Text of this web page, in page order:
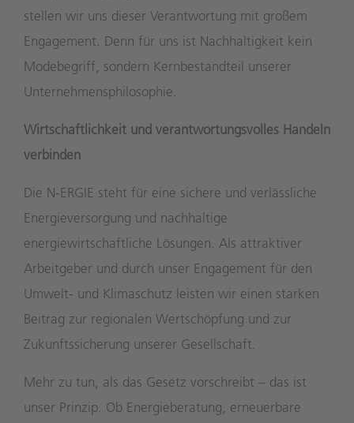
stellen wir uns dieser Verantwortung mit großem
Engagement. Denn für uns ist Nachhaltigkeit kein
Modebegriff, sondern Kernbestandteil unserer
Unternehmensphilosophie.
Wirtschaftlichkeit und verantwortungsvolles Handeln
verbinden
Die N‑ERGIE steht für eine sichere und verlässliche
Energieversorgung und nachhaltige
energiewirtschaftliche Lösungen. Als attraktiver
Arbeitgeber und durch unser Engagement für den
Umwelt- und Klimaschutz leisten wir einen starken
Beitrag zur regionalen Wertschöpfung und zur
Zukunftssicherung unserer Gesellschaft.
Mehr zu tun, als das Gesetz vorschreibt – das ist
unser Prinzip. Ob Energieberatung, erneuerbare